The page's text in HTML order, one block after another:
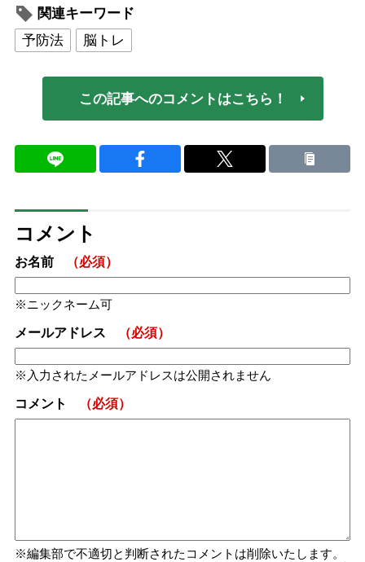
関連キーワード
予防法
脳トレ
この記事へのコメントはこちら！
コメント
お名前 （必須）
ニックネーム可
メールアドレス （必須）
入力されたメールアドレスは公開されません
コメント （必須）
編集部で不適切と判断されたコメントは削除いたします。